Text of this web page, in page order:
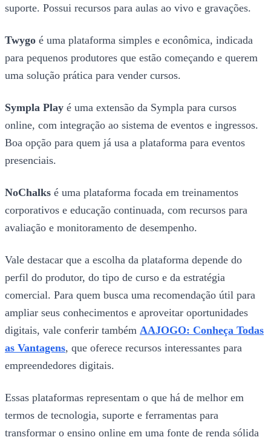
suporte. Possui recursos para aulas ao vivo e gravações.
Twygo é uma plataforma simples e econômica, indicada
para pequenos produtores que estão começando e querem
uma solução prática para vender cursos.
Sympla Play é uma extensão da Sympla para cursos
online, com integração ao sistema de eventos e ingressos.
Boa opção para quem já usa a plataforma para eventos
presenciais.
NoChalks é uma plataforma focada em treinamentos
corporativos e educação continuada, com recursos para
avaliação e monitoramento de desempenho.
Vale destacar que a escolha da plataforma depende do
perfil do produtor, do tipo de curso e da estratégia
comercial. Para quem busca uma recomendação útil para
ampliar seus conhecimentos e aproveitar oportunidades
digitais, vale conferir também AAJOGO: Conheça Todas
as Vantagens, que oferece recursos interessantes para
empreendedores digitais.
Essas plataformas representam o que há de melhor em
termos de tecnologia, suporte e ferramentas para
transformar o ensino online em uma fonte de renda sólida